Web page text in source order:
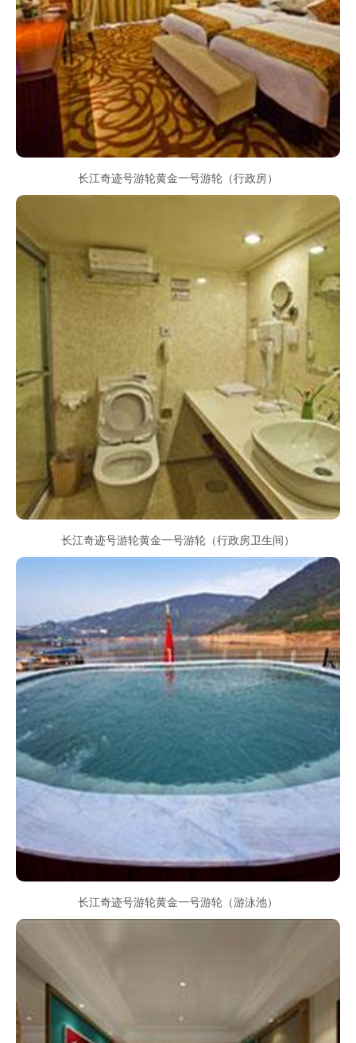
长江奇迹号游轮黄金一号游轮（行政房）
长江奇迹号游轮黄金一号游轮（行政房卫生间）
长江奇迹号游轮黄金一号游轮（游泳池）